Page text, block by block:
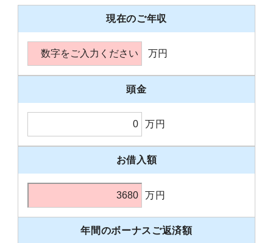
現在のご年収
万円
頭金
万円
お借入額
万円
年間のボーナスご返済額